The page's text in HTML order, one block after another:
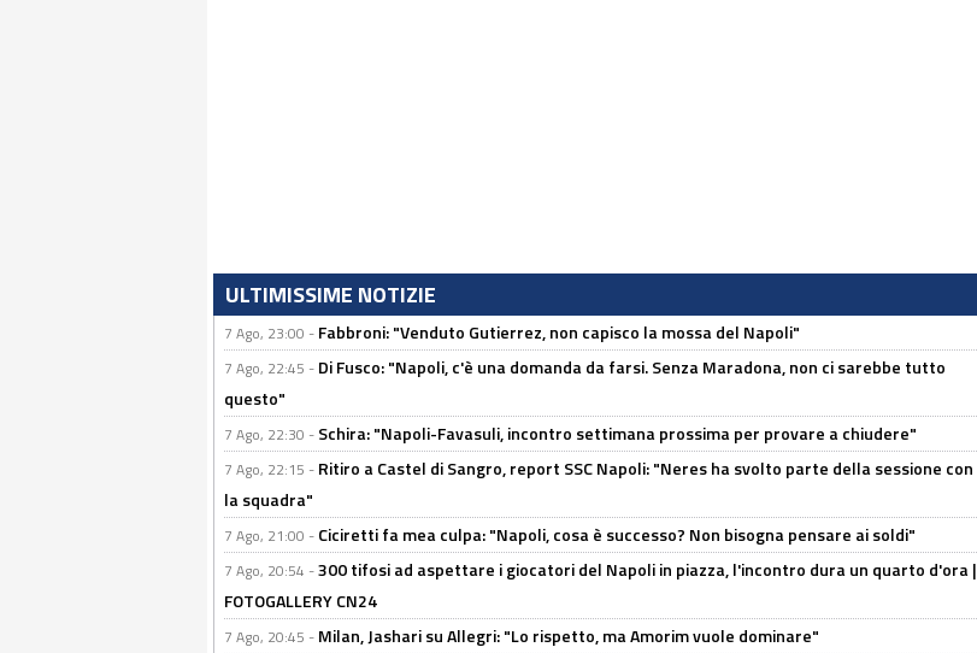
ULTIMISSIME NOTIZIE
7 Ago, 23:00 - Fabbroni: "Venduto Gutierrez, non capisco la mossa del Napoli"
7 Ago, 22:45 - Di Fusco: "Napoli, c'è una domanda da farsi. Senza Maradona, non ci sarebbe tutto
questo"
7 Ago, 22:30 - Schira: "Napoli-Favasuli, incontro settimana prossima per provare a chiudere"
7 Ago, 22:15 - Ritiro a Castel di Sangro, report SSC Napoli: "Neres ha svolto parte della sessione con
la squadra"
7 Ago, 21:00 - Ciciretti fa mea culpa: "Napoli, cosa è successo? Non bisogna pensare ai soldi"
7 Ago, 20:54 -300 tifosi ad aspettare i giocatori del Napoli in piazza, l'incontro dura un quarto d'ora |
FOTOGALLERY CN24
7 Ago, 20:45 - Milan, Jashari su Allegri: "Lo rispetto, ma Amorim vuole dominare"